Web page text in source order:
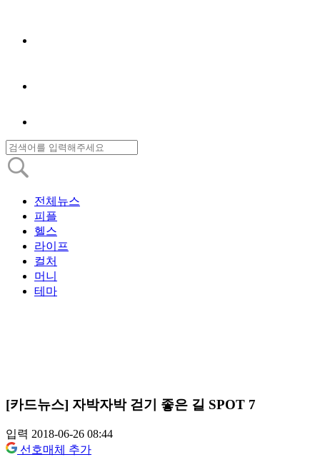
전체뉴스
피플
헬스
라이프
컬처
머니
테마
[카드뉴스] 자박자박 걷기 좋은 길 SPOT 7
입력 2018-06-26 08:44
선호매체 추가